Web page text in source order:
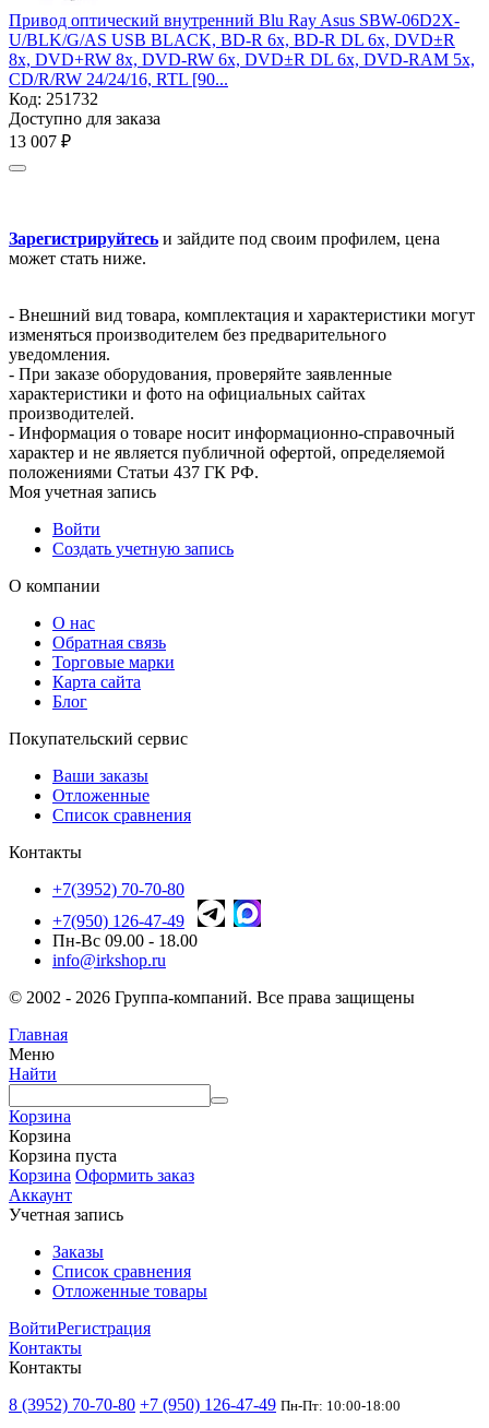
Привод оптический внутренний Blu Ray Asus SBW-06D2X-
U/BLK/G/AS USB BLACK, BD-R 6x, BD-R DL 6x, DVD±R
8x, DVD+RW 8x, DVD-RW 6x, DVD±R DL 6x, DVD-RAM 5x,
CD/R/RW 24/24/16, RTL [90...
Код: 251732
Доступно для заказа
13 007 ₽
Зарегистрируйтесь и зайдите под своим профилем, цена
может стать ниже.
- Внешний вид товара, комплектация и характеристики могут
изменяться производителем без предварительного
уведомления.
- При заказе оборудования, проверяйте заявленные
характеристики и фото на официальных сайтах
производителей.
- Информация о товаре носит информационно-справочный
характер и не является публичной офертой, определяемой
положениями Статьи 437 ГК РФ.
Моя учетная запись
Войти
Создать учетную запись
О компании
О нас
Обратная связь
Торговые марки
Карта сайта
Блог
Покупательский сервис
Ваши заказы
Отложенные
Список сравнения
Контакты
+7(3952) 70-70-80
+7(950) 126-47-49
Пн-Вс 09.00 - 18.00
info@irkshop.ru
© 2002 - 2026 Группа-компаний. Все права защищены
Главная
Меню
Найти
Корзина
Корзина
Корзина пуста
Корзина Оформить заказ
Аккаунт
Учетная запись
Заказы
Список сравнения
Отложенные товары
ВойтиРегистрация
Контакты
Контакты
8 (3952) 70-70-80 +7 (950) 126-47-49 Пн-Пт: 10:00-18:00